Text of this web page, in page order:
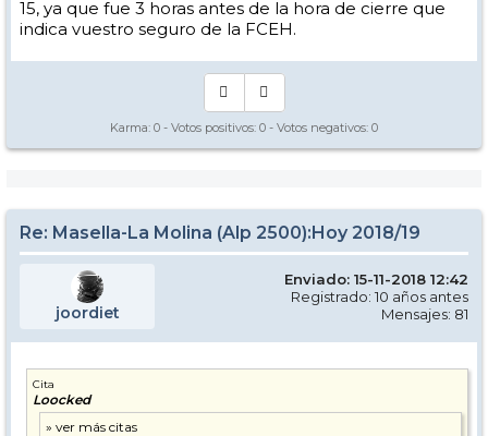
15, ya que fue 3 horas antes de la hora de cierre que
indica vuestro seguro de la FCEH.
Karma: 0 - Votos positivos: 0 - Votos negativos: 0
Re: Masella-La Molina (Alp 2500):Hoy 2018/19
joordiet
Enviado: 15-11-2018 12:42
Registrado: 10 años antes
Mensajes: 81
Cita
Loocked